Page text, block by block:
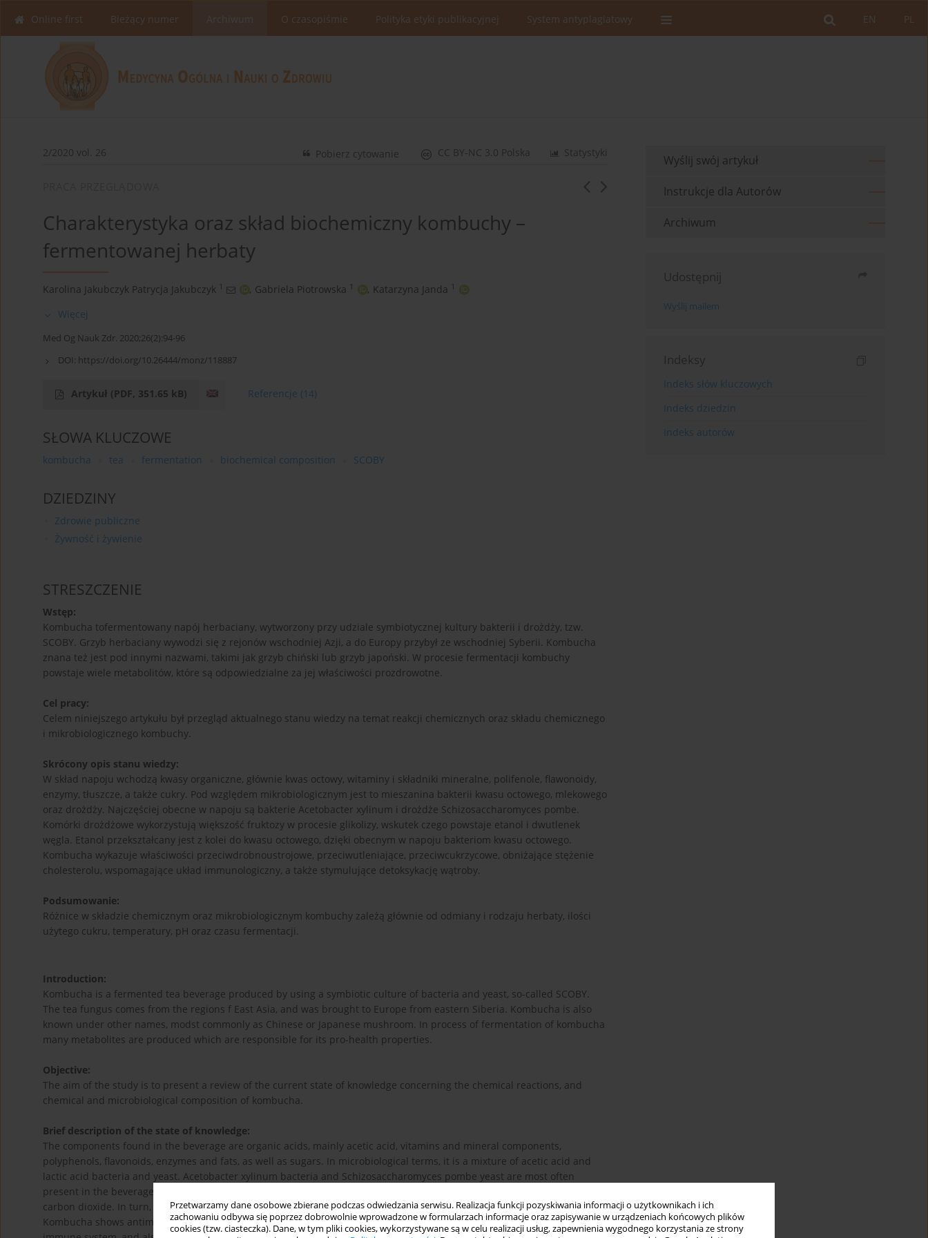
Przetwarzamy dane osobowe zbierane podczas odwiedzania serwisu. Realizacja funkcji pozyskiwania informacji o użytkownikach i ich
zachowaniu odbywa się poprzez dobrowolnie wprowadzone w formularzach informacje oraz zapisywanie w urządzeniach końcowych plików
cookies (tzw. ciasteczka). Dane, w tym pliki cookies, wykorzystywane są w celu realizacji usług, zapewnienia wygodnego korzystania ze strony
PL
EN
Online first Bieżący numer Archiwum O czasopiśmie Polityka etyki publikacyjnej System antyplagiatowy
2/2020 vol. 26 Statystyki
CC BY-NC 3.0 Polska
Pobierz cytowanie
Charakterystyka oraz skład biochemiczny kombuchy –
fermentowanej herbaty
Karolina Jakubczyk Patrycja Jakubczyk 1 , Gabriela Piotrowska 1 , Katarzyna Janda 1
Więcej
Med Og Nauk Zdr. 2020;26(2):94-96
DOI: https://doi.org/10.26444/monz/118887
Artykuł (PDF, 351.65 kB) Referencje (14)
SŁOWA KLUCZOWE
kombucha tea fermentation biochemical composition SCOBY
DZIEDZINY
Zdrowie publiczne
Żywność i żywienie
STRESZCZENIE
Wstęp:
Kombucha tofermentowany napój herbaciany, wytworzony przy udziale symbiotycznej kultury bakterii i drożdży, tzw.
SCOBY. Grzyb herbaciany wywodzi się z rejonów wschodniej Azji, a do Europy przybył ze wschodniej Syberii. Kombucha
znana też jest pod innymi nazwami, takimi jak grzyb chiński lub grzyb japoński. W procesie fermentacji kombuchy
powstaje wiele metabolitów, które są odpowiedzialne za jej właściwości prozdrowotne.
Cel pracy:
Celem niniejszego artykułu był przegląd aktualnego stanu wiedzy na temat reakcji chemicznych oraz składu chemicznego
i mikrobiologicznego kombuchy.
Skrócony opis stanu wiedzy:
W skład napoju wchodzą kwasy organiczne, głównie kwas octowy, witaminy i składniki mineralne, polifenole, flawonoidy,
enzymy, tłuszcze, a także cukry. Pod względem mikrobiologicznym jest to mieszanina bakterii kwasu octowego, mlekowego
oraz drożdży. Najczęściej obecne w napoju są bakterie Acetobacter xylinum i drożdże Schizosaccharomyces pombe.
Komórki drożdżowe wykorzystują większość fruktozy w procesie glikolizy, wskutek czego powstaje etanol i dwutlenek
węgla. Etanol przekształcany jest z kolei do kwasu octowego, dzięki obecnym w napoju bakteriom kwasu octowego.
Kombucha wykazuje właściwości przeciwdrobnoustrojowe, przeciwutleniające, przeciwcukrzycowe, obniżające stężenie
cholesterolu, wspomagające układ immunologiczny, a także stymulujące detoksykację wątroby.
Podsumowanie:
Różnice w składzie chemicznym oraz mikrobiologicznym kombuchy zależą głównie od odmiany i rodzaju herbaty, ilości
użytego cukru, temperatury, pH oraz czasu fermentacji.
Introduction:
Kombucha is a fermented tea beverage produced by using a symbiotic culture of bacteria and yeast, so-called SCOBY.
The tea fungus comes from the regions f East Asia, and was brought to Europe from eastern Siberia. Kombucha is also
known under other names, modst commonly as Chinese or Japanese mushroom. In process of fermentation of kombucha
many metabolites are produced which are responsible for its pro-health properties.
Objective:
The aim of the study is to present a review of the current state of knowledge concerning the chemical reactions, and
chemical and microbiological composition of kombucha.
Brief description of the state of knowledge:
The components found in the beverage are organic acids, mainly acetic acid, vitamins and mineral components,
polyphenols, flavonoids, enzymes and fats, as well as sugars. In microbiological terms, it is a mixture of acetic acid and
lactic acid bacteria and yeast. Acetobacter xylinum bacteria and Schizosaccharomyces pombe yeast are most often
present in the beverage. Yeast cells consume most of the fructose in the process of glycolysis, producing ethanol and
carbon dioxide. In turn, ethanol is converted into acetic acid due to acetic acid bacteria present in the beverage.
Kombucha shows antimicrobial, antioxidant, anti-diabetic properties, reducing the level of cholesterol, supporting the
Wyślij swój artykuł
Instrukcje dla Autorów
Archiwum
Udostępnij
Wyślij mailem
Indeksy
Indeks słów kluczowych
Indeks dziedzin
Indeks autorów